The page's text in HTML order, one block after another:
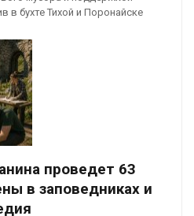
в бухте Тихой и Поронайске
проведет 63
в заповедниках и